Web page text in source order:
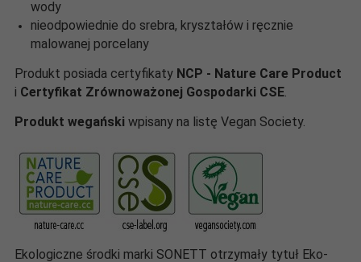
wody
nieodpowiednie do srebra, kryształów i ręcznie
malowanej porcelany
Produkt posiada certyfikaty NCP - Nature Care Product
i Certyfikat Zrównoważonej Gospodarki CSE.
Produkt wegański wpisany na listę Vegan Society.
Ekologiczne środki marki SONETT otrzymały tytuł Eko-